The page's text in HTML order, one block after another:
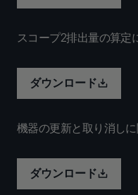
スコープ2排出量の算定
ダウンロード
機器の更新と取り消し
ダウンロード